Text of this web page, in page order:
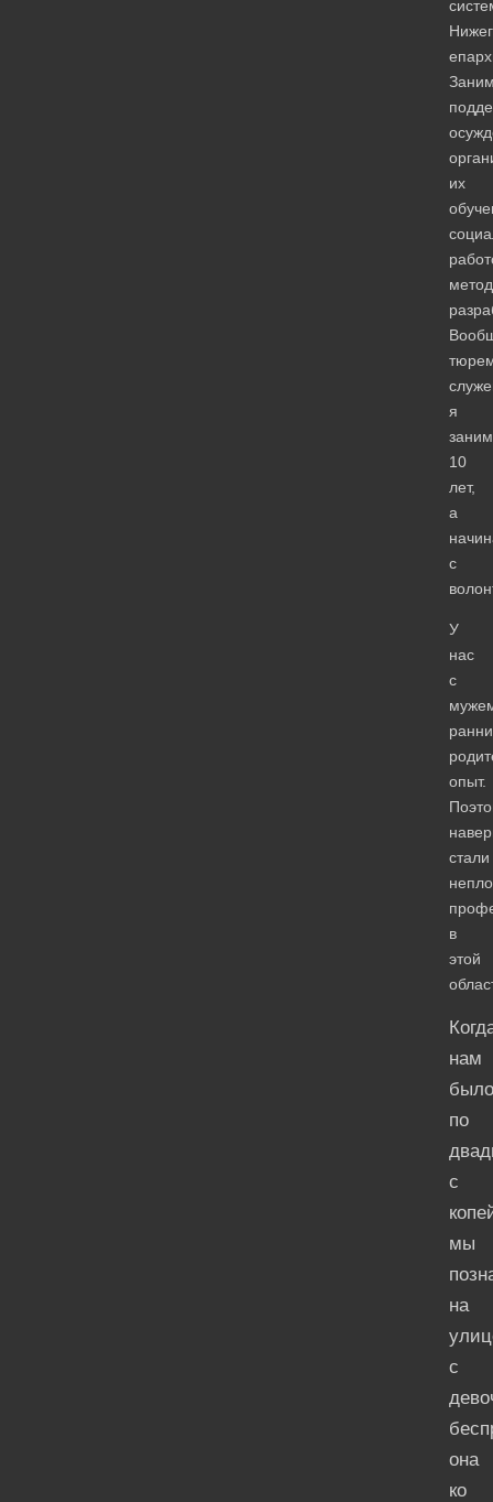
их
я
10
лет,
а
с
У
нас
с
опыт.
стали
в
этой
нам
было
по
с
мы
на
с
она
ко